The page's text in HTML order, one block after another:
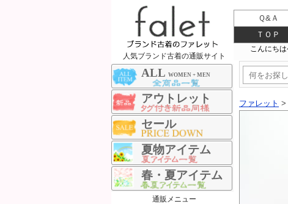
人気ブランド古着の通販サイト
ALL WOMEN + MEN
アウトレット
セール
夏物アイテム
春・夏アイテム
通販メニュー
ファレット >
Ｑ&Ａ
ＴＯＰ